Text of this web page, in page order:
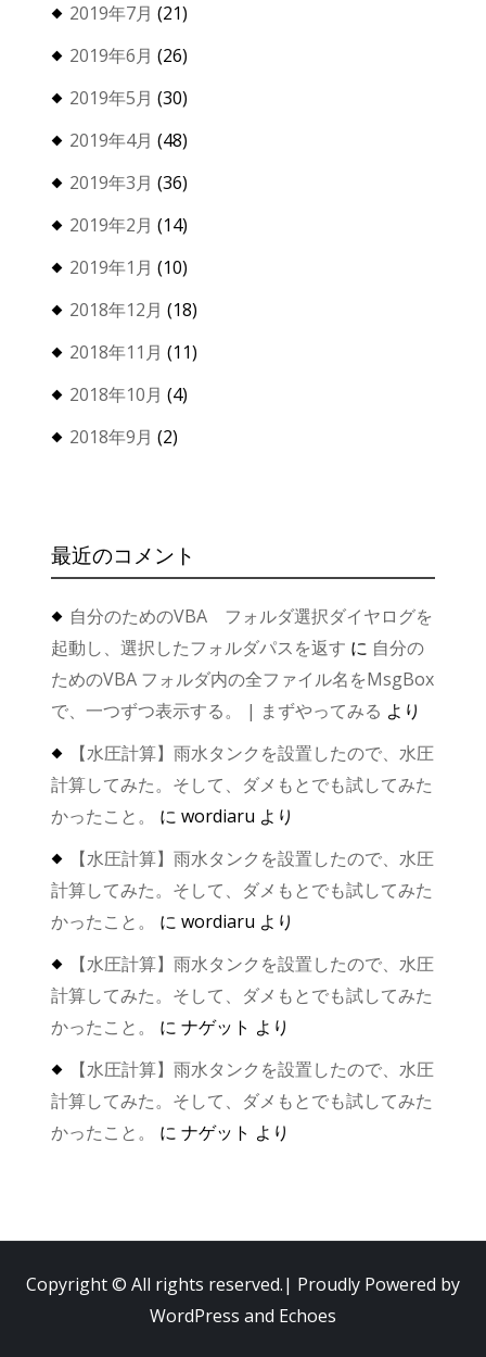
2019年7月 (21)
2019年6月 (26)
2019年5月 (30)
2019年4月 (48)
2019年3月 (36)
2019年2月 (14)
2019年1月 (10)
2018年12月 (18)
2018年11月 (11)
2018年10月 (4)
2018年9月 (2)
最近のコメント
自分のためのVBA フォルダ選択ダイヤログを
起動し、選択したフォルダパスを返す に 自分の
ためのVBA フォルダ内の全ファイル名をMsgBox
で、一つずつ表示する。 | まずやってみる より
【水圧計算】雨水タンクを設置したので、水圧
計算してみた。そして、ダメもとでも試してみた
かったこと。
にwordiaru より
【水圧計算】雨水タンクを設置したので、水圧
計算してみた。そして、ダメもとでも試してみた
かったこと。
にwordiaru より
【水圧計算】雨水タンクを設置したので、水圧
計算してみた。そして、ダメもとでも試してみた
かったこと。
にナゲット より
【水圧計算】雨水タンクを設置したので、水圧
計算してみた。そして、ダメもとでも試してみた
かったこと。
にナゲット より
Copyright © All rights reserved.| Proudly Powered by
WordPress and Echoes